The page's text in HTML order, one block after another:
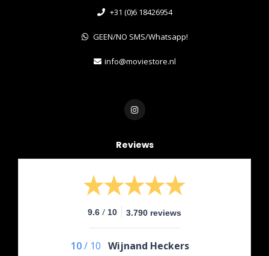
+31 (0)6 18426954
GEEN/NO SMS/Whatsapp!
info@moviestore.nl
Reviews
9.6 / 10 3.790 reviews
10/ 10 Wijnand Heckers